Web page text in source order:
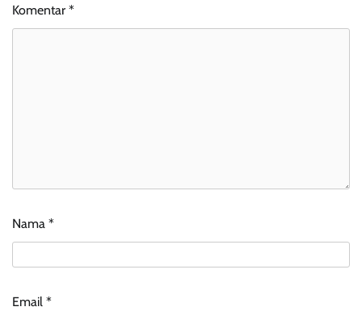
Komentar *
Nama *
Email *